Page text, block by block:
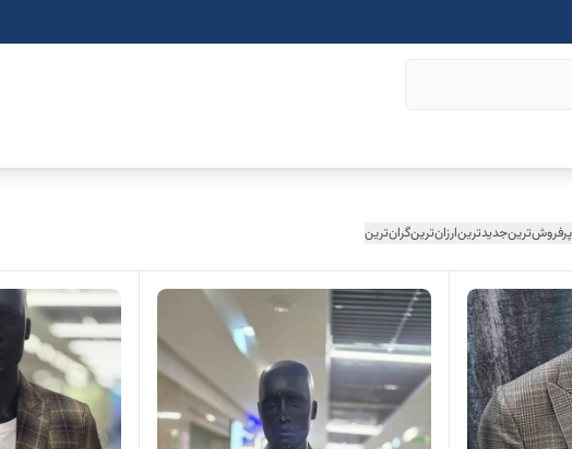
پرفروش‌ترینجدیدترینارزان‌ترینگران‌ترین